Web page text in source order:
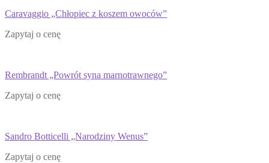
Caravaggio „Chłopiec z koszem owoców”
Zapytaj o cenę
Rembrandt „Powrót syna marnotrawnego”
Zapytaj o cenę
Sandro Botticelli „Narodziny Wenus”
Zapytaj o cenę